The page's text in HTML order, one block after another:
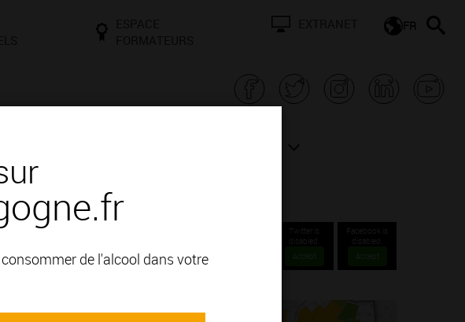
de l'alcool dans votre
FR
Twitter is
disabled.
Accept
Facebook is
disabled.
Accept